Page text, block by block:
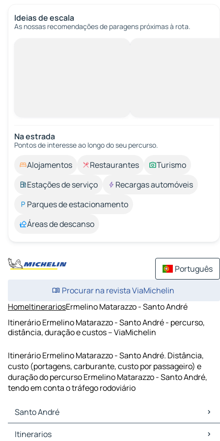
Ideias de escala
As nossas recomendações de paragens próximas à rota.
Na estrada
Pontos de interesse ao longo do seu percurso.
Alojamentos Restaurantes
Turismo
Estações de serviço
Recargas automóveis
Parques de estacionamento
Áreas de descanso
Português
Procurar na revista ViaMichelin
HomeItinerariosErmelino Matarazzo - Santo André
Itinerário Ermelino Matarazzo - Santo André - percurso,
distância, duração e custos – ViaMichelin
Itinerário Ermelino Matarazzo - Santo André. Distância,
custo (portagens, carburante, custo por passageiro) e
duração do percurso Ermelino Matarazzo - Santo André,
tendo em conta o tráfego rodoviário
Santo André
Santo André Mapas Plantas
Itinerarios